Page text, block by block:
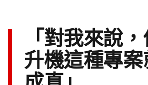
「對我來說
升機這種專